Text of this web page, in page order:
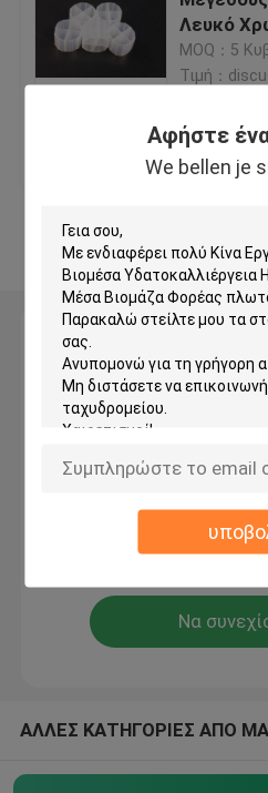
Αφήστε
We bellen je
Πλαστικά μέσα φίλτρου
Επικεφαλής φίλτρα
Κ1 Μέσα φίλτρου
Ανταλλακτικός
Φιλτράρισμα Kaldnes
Μονάδα φίλτρου BIO Balls
βιο μέσα φίλτρων
Μεταφορέας MBBR
Λευκό
MOQ：5
Τιμή：
Καλύτερη τιμή
Δείτε
We bellen je
ΑΛΛΕΣ ΚΑΤΗΓΟΡΙΕΣ ΑΠΟ